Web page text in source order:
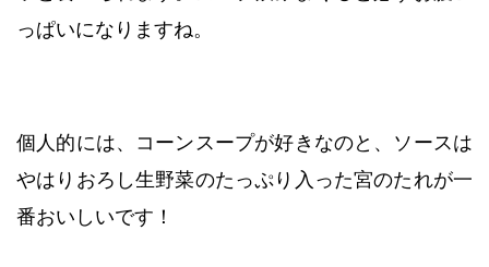
っぱいになりますね。
個人的には、コーンスープが好きなのと、ソースは
やはりおろし生野菜のたっぷり入った宮のたれが一
番おいしいです！